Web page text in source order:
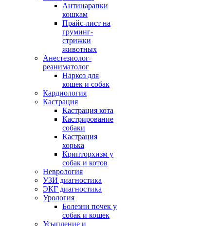
Антицарапки
кошкам
Прайс-лист на
груминг-
стрижки
животных
Анестезиолог-
реаниматолог
Наркоз для
кошек и собак
Кардиология
Кастрация
Кастрация кота
Кастрирование
собаки
Кастрация
хорька
Крипторхизм у
собак и котов
Неврология
УЗИ диагностика
ЭКГ диагностика
Урология
Болезни почек у
собак и кошек
Усыпление и